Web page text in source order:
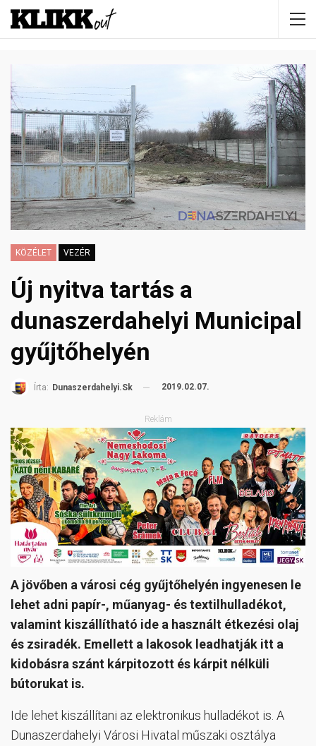
KÖZÉLET VEZÉR
Új nyitva tartás a
dunaszerdahelyi Municipal
gyűjtőhelyén
Írta: Dunaszerdahelyi.sk 2019.02.07.
Reklám
A jövőben a városi cég gyűjtőhelyén ingyenesen le
lehet adni papír-, műanyag- és textilhulladékot,
valamint kiszállítható ide a használt étkezési olaj
és zsiradék. Emellett a lakosok leadhatják itt a
kidobásra szánt kárpitozott és kárpit nélküli
bútorukat is.
Ide lehet kiszállítani az elektronikus hulladékot is. A
Dunaszerdahelyi Városi Hivatal műszaki osztálya